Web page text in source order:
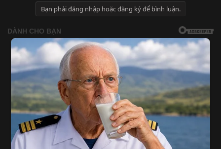
Bạn phải đăng nhập hoặc đăng ký để bình luận.